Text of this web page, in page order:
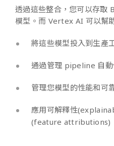
透過這些整合，您可以存取
模型。而 Vertex AI 可以幫
將這些模型投入到生產
通過管理 pipeline 自動
管理您模型的性能和可
應用可解釋性
(feature attributions)